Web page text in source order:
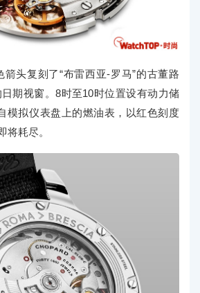
箭头复刻了“布雷西亚-罗马”的古董路
期视窗。8时至10时位置设有动力储
模拟仪表盘上的燃油表，以红色刻度
将耗尽。